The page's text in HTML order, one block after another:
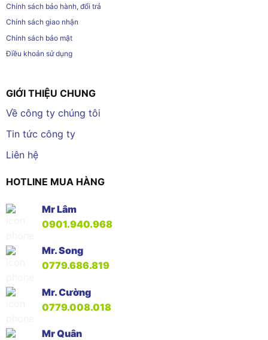
Chính sách bảo hành, đổi trả
Chính sách giao nhận
Chính sách bảo mật
Điều khoản sử dụng
GIỚI THIỆU CHUNG
Về công ty chúng tôi
Tin tức công ty
Liên hệ
HOTLINE MUA HÀNG
Mr Lâm
0901.940.968
Mr. Song
0779.686.819
Mr. Cường
0779.008.018
Mr Quân